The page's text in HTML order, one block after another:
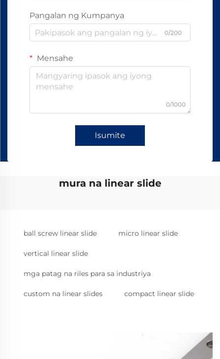
Pangalan ng Kumpanya
0/200
Mensahe
0/1000
Isumite
mura na linear slide
ball screw linear slide micro linear slide
vertical linear slide
mga patag na riles para sa industriya
custom na linear slides compact linear slide